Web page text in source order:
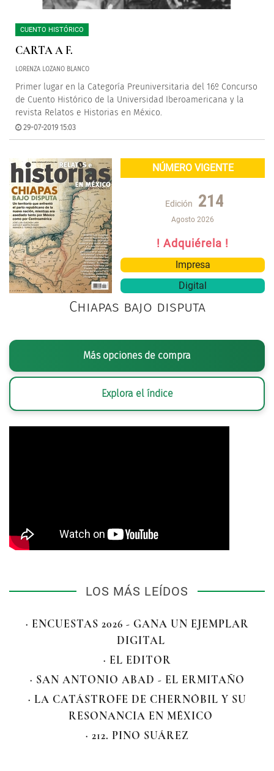
CUENTO HISTÓRICO
CARTA A F.
LORENZA LOZANO BLANCO
Primer lugar en la Categoría Preuniversitaria del 16º Concurso
de Cuento Histórico de la Universidad Iberoamericana y la
revista Relatos e Historias en México.
29-07-2019 15:03
NÚMERO VIGENTE
Edición 214
Agosto 2026
! Adquiérela !
Impresa
Digital
Chiapas bajo disputa
Más opciones de compra
Explora el índice
LOS MÁS LEÍDOS
· ENCUESTAS 2026 - GANA UN EJEMPLAR
DIGITAL
· EL EDITOR
· SAN ANTONIO ABAD - EL ERMITAÑO
· LA CATÁSTROFE DE CHERNÓBIL Y SU
RESONANCIA EN MÉXICO
· 212. PINO SUÁREZ